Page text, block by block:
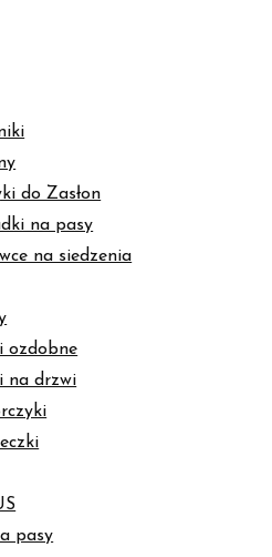
do Zasłon
na pasy
na siedzenia
ozdobne
na drzwi
pasy